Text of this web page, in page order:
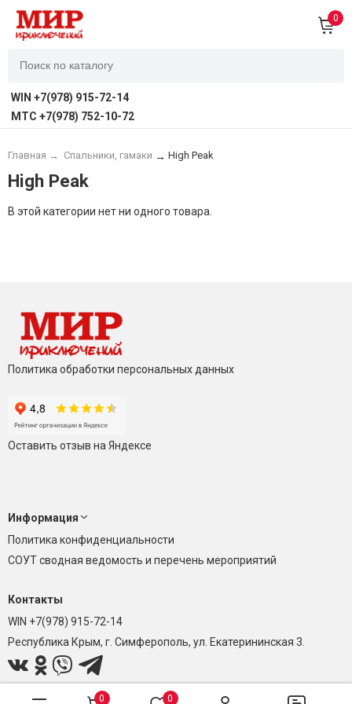
0
WIN +7(978) 915-72-14
MTC +7(978) 752-10-72
Главная → Спальники, гамаки → High Peak
High Peak
В этой категории нет ни одного товара.
Политика обработки персональных данных
Оставить отзыв на Яндексе
Информация
Политика конфиденциальности
СОУТ сводная ведомость и перечень мероприятий
Контакты
WIN +7(978) 915-72-14
Республика Крым, г. Симферополь, ул. Екатерининская 3.
0 0